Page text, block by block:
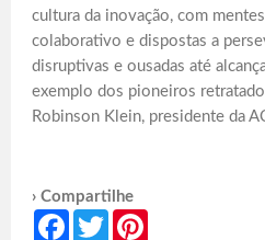
cultura da inovação, com
colaborativo e dispostas a
disruptivas e ousadas até
exemplo dos pioneiros
Robinson Klein, presidente da
› Compartilhe
Facebook
Twitter